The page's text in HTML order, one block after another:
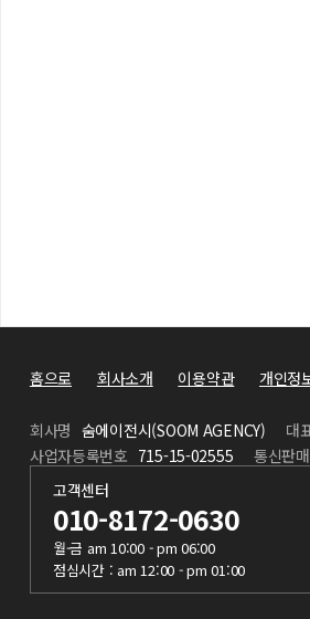
홈으로 회사소개 이용약관 개인정
회사명 숨에이전시(SOOM AGENCY) 대
사업자등록번호 715-15-02555 통신판
COPYRIGHT © 2025 숨에이전시(SOOM
고객센터
010-8172-0630
월-금 am 10:00 - pm 06:00
점심시간 : am 12:00 - pm 01:00